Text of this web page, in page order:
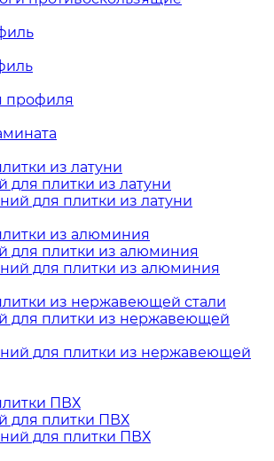
профиля
из латуни
для плитки из латуни
для плитки из латуни
из алюминия
для плитки из алюминия
для плитки из алюминия
из нержавеющей стали
для плитки из нержавеющей
для плитки из нержавеющей
ПВХ
для плитки ПВХ
для плитки ПВХ